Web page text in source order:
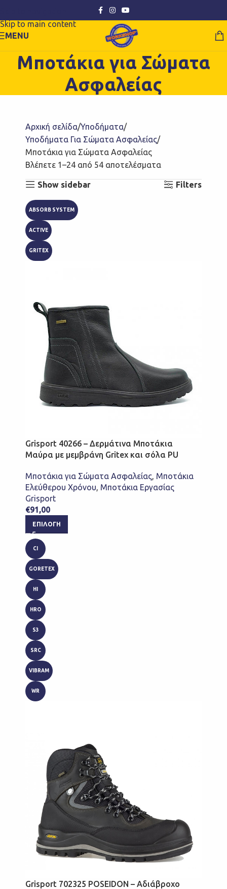
Skip to main content
MENU
Μποτάκια για Σώματα
Ασφαλείας
Αρχική σελίδα Υποδήματα
Υποδήματα Για Σώματα Ασφαλείας
Μποτάκια για Σώματα Ασφαλείας
Βλέπετε 1–24 από 54 αποτελέσματα
Show sidebar Filters
ABSORB SYSTEM
ACTIVE
GRITEX
Grisport 40266 – Δερμάτινα Μποτάκια
Μαύρα με μεμβράνη Gritex και σόλα PU
Μποτάκια για Σώματα Ασφαλείας, Μποτάκια
Ελεύθερου Χρόνου, Μποτάκια Εργασίας
Grisport
€91,00
ΕΠΙΛΟΓΉ
CI
GORETEX
HI
HRO
S3
SRC
VIBRAM
WR
Grisport 702325 POSEIDON – Αδιάβροχο